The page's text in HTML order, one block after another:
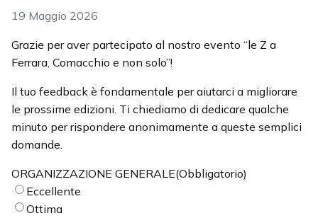
19 Maggio 2026
Grazie per aver partecipato al nostro evento “le Z a
Ferrara, Comacchio e non solo”!
Il tuo feedback è fondamentale per aiutarci a migliorare
le prossime edizioni. Ti chiediamo di dedicare qualche
minuto per rispondere anonimamente a queste semplici
domande.
ORGANIZZAZIONE GENERALE(Obbligatorio)
Eccellente
Ottima